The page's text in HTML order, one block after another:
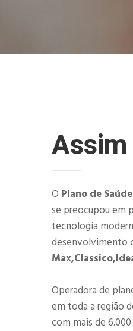
O Plano de
se preocupou em
tecnologia
desenvolvimento
Operadora de
em toda a região
com mais de